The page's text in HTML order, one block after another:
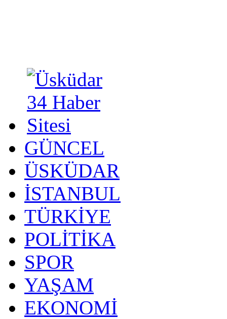
GÜNCEL
ÜSKÜDAR
İSTANBUL
TÜRKİYE
POLİTİKA
SPOR
YAŞAM
EKONOMİ